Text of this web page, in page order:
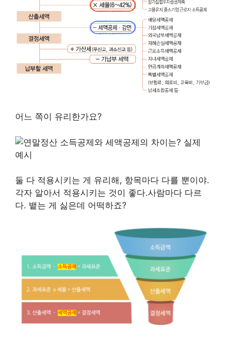
어느 쪽이 유리한가요?
둘 다 적용시키는 게 유리해, 항목마다 다를 뿐이야.
각자 알아서 적용시키는 것이 좋다.사람마다 다르
다. 뱉는 게 싫은데 어떡하죠?